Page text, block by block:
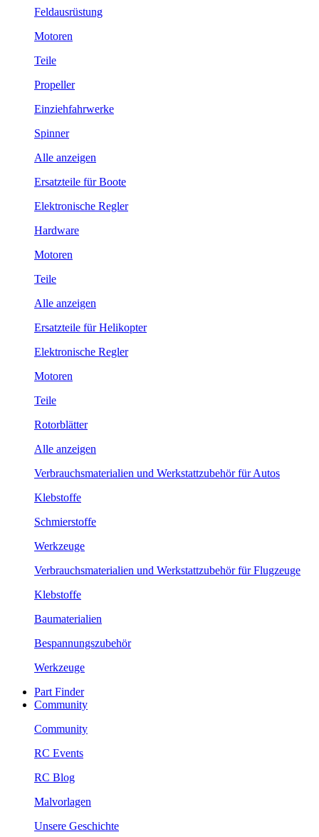
Feldausrüstung
Motoren
Teile
Propeller
Einziehfahrwerke
Spinner
Alle anzeigen
Ersatzteile für Boote
Elektronische Regler
Hardware
Motoren
Teile
Alle anzeigen
Ersatzteile für Helikopter
Elektronische Regler
Motoren
Teile
Rotorblätter
Alle anzeigen
Verbrauchsmaterialien und Werkstattzubehör für Autos
Klebstoffe
Schmierstoffe
Werkzeuge
Verbrauchsmaterialien und Werkstattzubehör für Flugzeuge
Klebstoffe
Baumaterialien
Bespannungszubehör
Werkzeuge
Part Finder
Community
Community
RC Events
RC Blog
Malvorlagen
Unsere Geschichte